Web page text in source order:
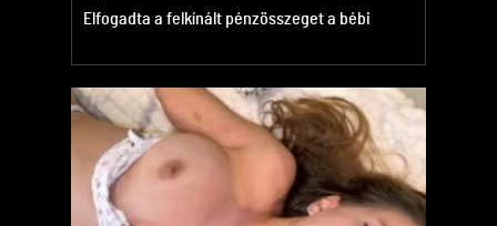
Elfogadta a felkínált pénzösszeget a bébi